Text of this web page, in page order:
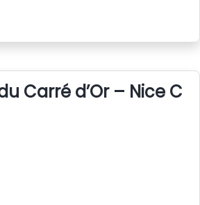
Carré d’Or – Nice